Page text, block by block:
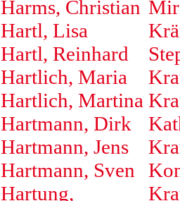
Harms, Christian
Hartl, Lisa
Hartl, Reinhard
Hartlich, Maria
Hartlich, Martina
Hartmann, Dirk
Hartmann, Jens
Hartmann, Sven
Hartung,